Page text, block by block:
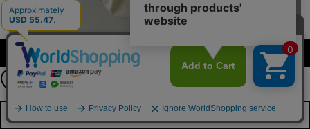
カラー・サイズを選択する
店舗在庫を見る
公式LINEアカウント
お友達登録で
最新情報を配信中
詳しくはこちら